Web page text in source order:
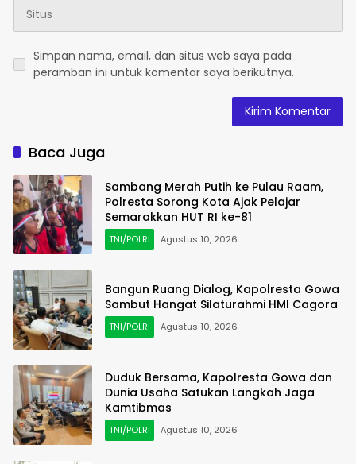
Simpan nama, email, dan situs web saya pada
peramban ini untuk komentar saya berikutnya.
Baca Juga
Sambang Merah Putih ke Pulau Raam,
Polresta Sorong Kota Ajak Pelajar
Semarakkan HUT RI ke-81
TNI/POLRI Agustus 10, 2026
Bangun Ruang Dialog, Kapolresta Gowa
Sambut Hangat Silaturahmi HMI Cagora
TNI/POLRI Agustus 10, 2026
Duduk Bersama, Kapolresta Gowa dan
Dunia Usaha Satukan Langkah Jaga
Kamtibmas
TNI/POLRI Agustus 10, 2026